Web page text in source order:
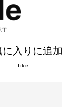
に入りに追加
Like